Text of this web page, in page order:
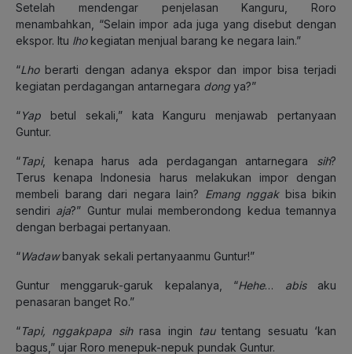
Setelah mendengar penjelasan Kanguru, Roro
menambahkan, “Selain impor ada juga yang disebut dengan
ekspor. Itu lhokegiatan menjual barang ke negara lain.”
“Lho berarti dengan adanya ekspor dan impor bisa terjadi
kegiatan perdagangan antarnegara dong ya?”
“Yap betul sekali,” kata Kanguru menjawab pertanyaan
Guntur.
“Tapi, kenapa harus ada perdagangan antarnegara sih?
Terus kenapa Indonesia harus melakukan impor dengan
membeli barang dari negara lain? Emang nggakbisa bikin
sendiri aja?” Guntur mulai memberondong kedua temannya
dengan berbagai pertanyaan.
“Wadawbanyak sekali pertanyaanmu Guntur!”
Guntur menggaruk-garuk kepalanya, “Hehe… abisaku
penasaran banget Ro.”
“Tapi, nggakpapa sihrasa ingin tautentang sesuatu ‘kan
bagus,” ujar Roro menepuk-nepuk pundak Guntur.